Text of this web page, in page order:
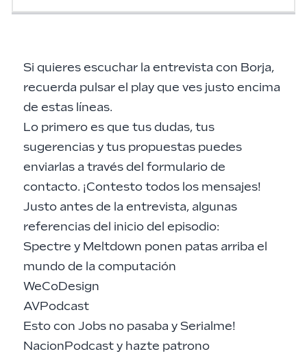
Si quieres escuchar la entrevista con Borja,
recuerda pulsar el play que ves justo encima
de estas líneas.
Lo primero es que tus dudas, tus
sugerencias y tus propuestas puedes
enviarlas a través del formulario de
contacto. ¡Contesto todos los mensajes!
Justo antes de la entrevista, algunas
referencias del inicio del episodio:
Spectre y Meltdown ponen patas arriba el
mundo de la computación
WeCoDesign
AVPodcast
Esto con Jobs no pasaba y Serialme!
NacionPodcasty hazte patrono